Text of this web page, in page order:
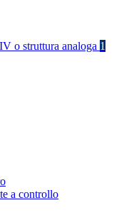
o struttura analoga 1
a controllo